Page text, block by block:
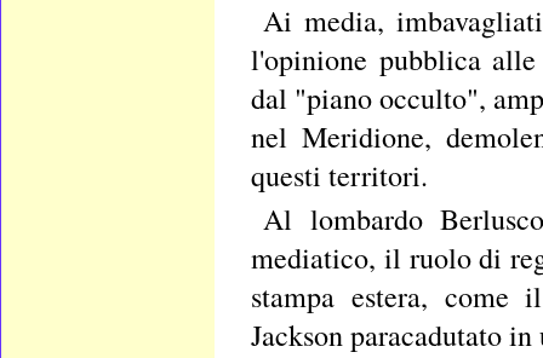
Ai media,
l'opinione pubblica
dal "piano occulto",
nel Meridione,
questi territori.
Al lombardo
mediatico, il ruolo di
stampa estera, come
Jackson paracadutato